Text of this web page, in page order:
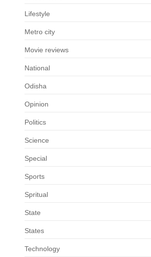
Lifestyle
Metro city
Movie reviews
National
Odisha
Opinion
Politics
Science
Special
Sports
Spritual
State
States
Technology